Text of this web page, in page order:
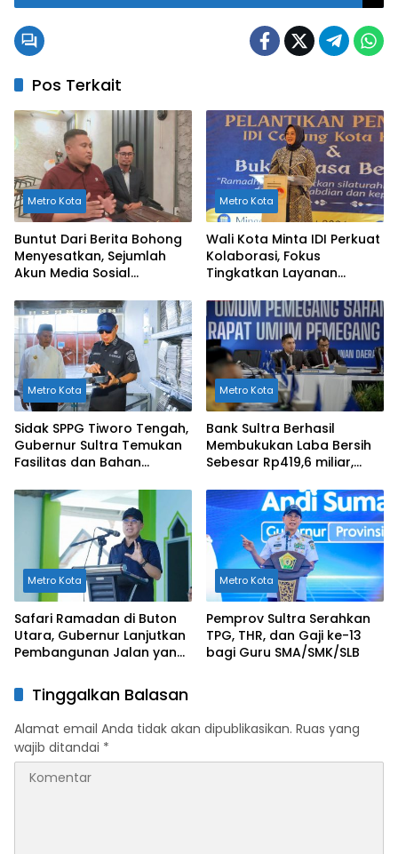
Pos Terkait
Metro Kota
Buntut Dari Berita Bohong
Menyesatkan, Sejumlah
Akun Media Sosial
Metro Kota
Wali Kota Minta IDI Perkuat
Kolaborasi, Fokus
Tingkatkan Layanan
Metro Kota
Sidak SPPG Tiworo Tengah,
Gubernur Sultra Temukan
Fasilitas dan Bahan
Standar
Metro Kota
Bank Sultra Berhasil
Membukukan Laba Bersih
Sebesar Rp419,6 miliar,
Capaian Tahun 2024
Metro Kota
Safari Ramadan di Buton
Utara, Gubernur Lanjutkan
Pembangunan Jalan yang
Metro Kota
Pemprov Sultra Serahkan
TPG, THR, dan Gaji ke-13
bagi Guru SMA/SMK/SLB
Tinggalkan Balasan
Alamat email Anda tidak akan dipublikasikan. Ruas yang
wajib ditandai *